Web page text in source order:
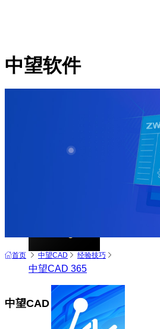
中望软件
从工具到平台 打造行业解决方案
中望CAD 365
首页 中望CAD 经验技巧
中望CAD